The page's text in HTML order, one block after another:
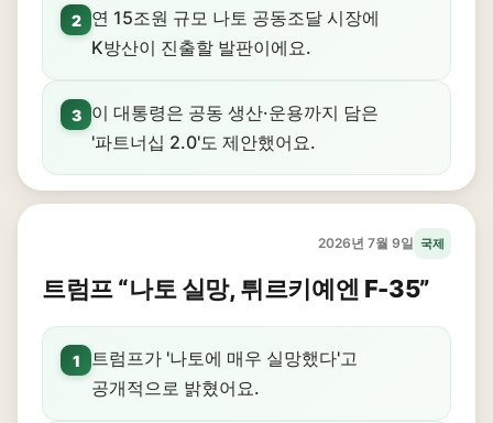
2
연 15조원 규모 나토 공동조달 시장에
K방산이 진출할 발판이에요.
3
이 대통령은 공동 생산·운용까지 담은
'파트너십 2.0'도 제안했어요.
2026년 7월 9일 국제
트럼프 “나토 실망, 튀르키예엔 F-35”
1
트럼프가 '나토에 매우 실망했다'고
공개적으로 밝혔어요.